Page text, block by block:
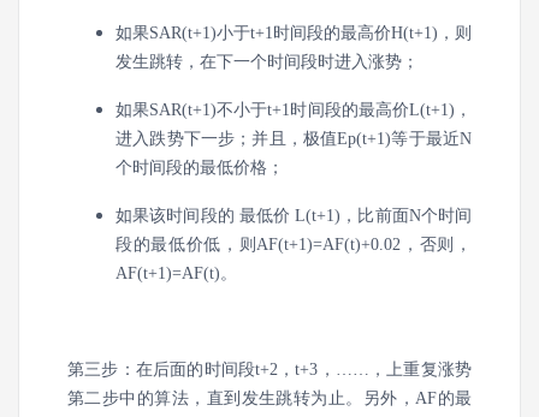
如果SAR(t+1)小于t+1时间段的最高价H(t+1)，则
发生跳转，在下一个时间段时进入涨势；
如果SAR(t+1)不小于t+1时间段的最高价L(t+1)，
进入跌势下一步；并且，极值Ep(t+1)等于最近N
个时间段的最低价格；
如果该时间段的 最低价 L(t+1)，比前面N个时间
段的最低价低，则AF(t+1)=AF(t)+0.02，否则，
AF(t+1)=AF(t)。
第三步：在后面的时间段t+2，t+3，……，上重复涨势
第二步中的算法，直到发生跳转为止。另外，AF的最